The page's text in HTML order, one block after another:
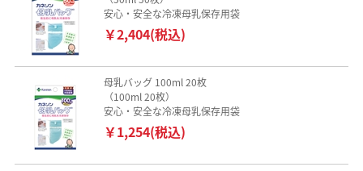
安心・安全な冷凍母乳保存用袋
￥2,404(税込)
母乳バッグ 100ml 20枚
（100ml 20枚）
安心・安全な冷凍母乳保存用袋
￥1,254(税込)